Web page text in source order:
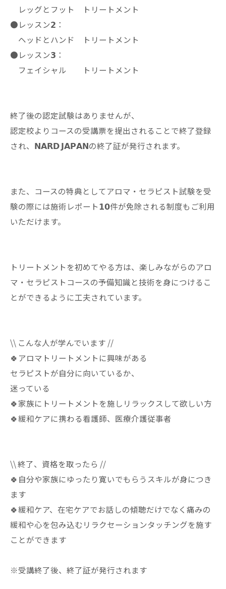
レッグとフット トリートメント
●レッスン𝟮：
ヘッドとハンド トリートメント
●レッスン𝟯：
フェイシャル トリートメント
終了後の認定試験はありませんが、
認定校よりコースの受講票を提出されることで終了登録
され、𝗡𝗔𝗥𝗗 𝗝𝗔𝗣𝗔𝗡の終了証が発行されます。
また、コースの特典としてアロマ・セラピスト試験を受
験の際には施術レポート𝟭𝟬件が免除される制度もご利用
いただけます。
トリートメントを初めてやる方は、楽しみながらのアロ
マ・セラピストコースの予備知識と技術を身につけるこ
とができるように工夫されています。
\\ こんな人が学んでいます //
🍀アロマトリートメントに興味がある
セラピストが自分に向いているか、
迷っている
🍀家族にトリートメントを施しリラックスして欲しい方
🍀緩和ケアに携わる看護師、医療介護従事者
\\ 終了、資格を取ったら //
🍀自分や家族にゆったり寛いでもらうスキルが身につき
ます
🍀緩和ケア、在宅ケアでお話しの傾聴だけでなく痛みの
緩和や心を包み込むリラクセーションタッチングを施す
ことができます
※受講終了後、終了証が発行されます